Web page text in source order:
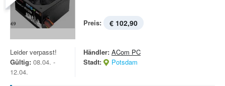
Preis: € 102,90
Leider verpasst!
Gültig: 08.04. -
12.04.
Händler: ACom PC
Stadt:
Potsdam